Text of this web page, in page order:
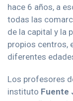
hace 6 años, a
todas las
de la capital y la
propios centros,
diferentes
Los profesores
instituto Fuente